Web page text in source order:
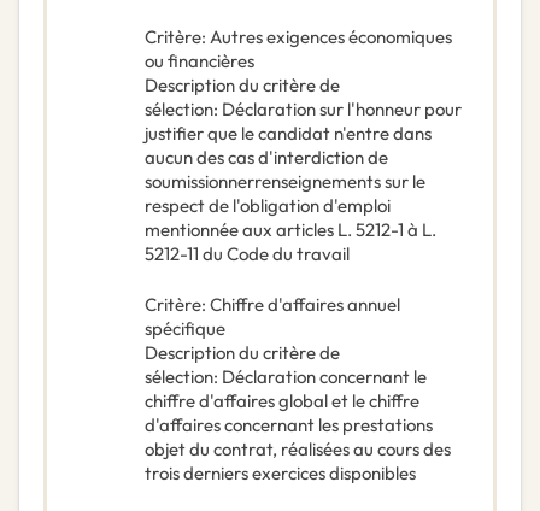
Critère: Autres exigences économiques
ou financières
Description du critère de
sélection: Déclaration sur l'honneur pour
justifier que le candidat n'entre dans
aucun des cas d'interdiction de
soumissionnerrenseignements sur le
respect de l'obligation d'emploi
mentionnée aux articles L. 5212-1 à L.
5212-11 du Code du travail
Critère: Chiffre d'affaires annuel
spécifique
Description du critère de
sélection: Déclaration concernant le
chiffre d'affaires global et le chiffre
d'affaires concernant les prestations
objet du contrat, réalisées au cours des
trois derniers exercices disponibles